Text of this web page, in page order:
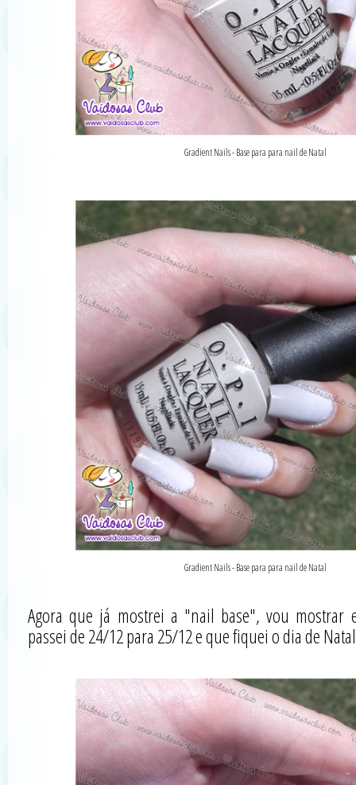
Gradient Nails - Base para para nail de Natal
Gradient Nails - Base para para nail de Natal
Agora que já mostrei a "nail base", vou mostrar
passei de 24/12 para 25/12 e que fiquei o dia de